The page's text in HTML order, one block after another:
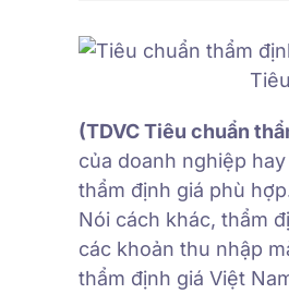
(TDVC Tiêu chuẩn t
của doanh nghiệp
thẩm định giá phù
Nói cách khác, thẩm
các khoản thu nhập
thẩm định giá Việt